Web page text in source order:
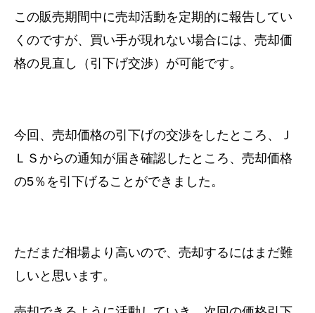
この販売期間中に売却活動を定期的に報告してい
くのですが、買い手が現れない場合には、売却価
格の見直し（引下げ交渉）が可能です。
今回、売却価格の引下げの交渉をしたところ、Ｊ
ＬＳからの通知が届き確認したところ、売却価格
の5％を引下げることができました。
ただまだ相場より高いので、売却するにはまだ難
しいと思います。